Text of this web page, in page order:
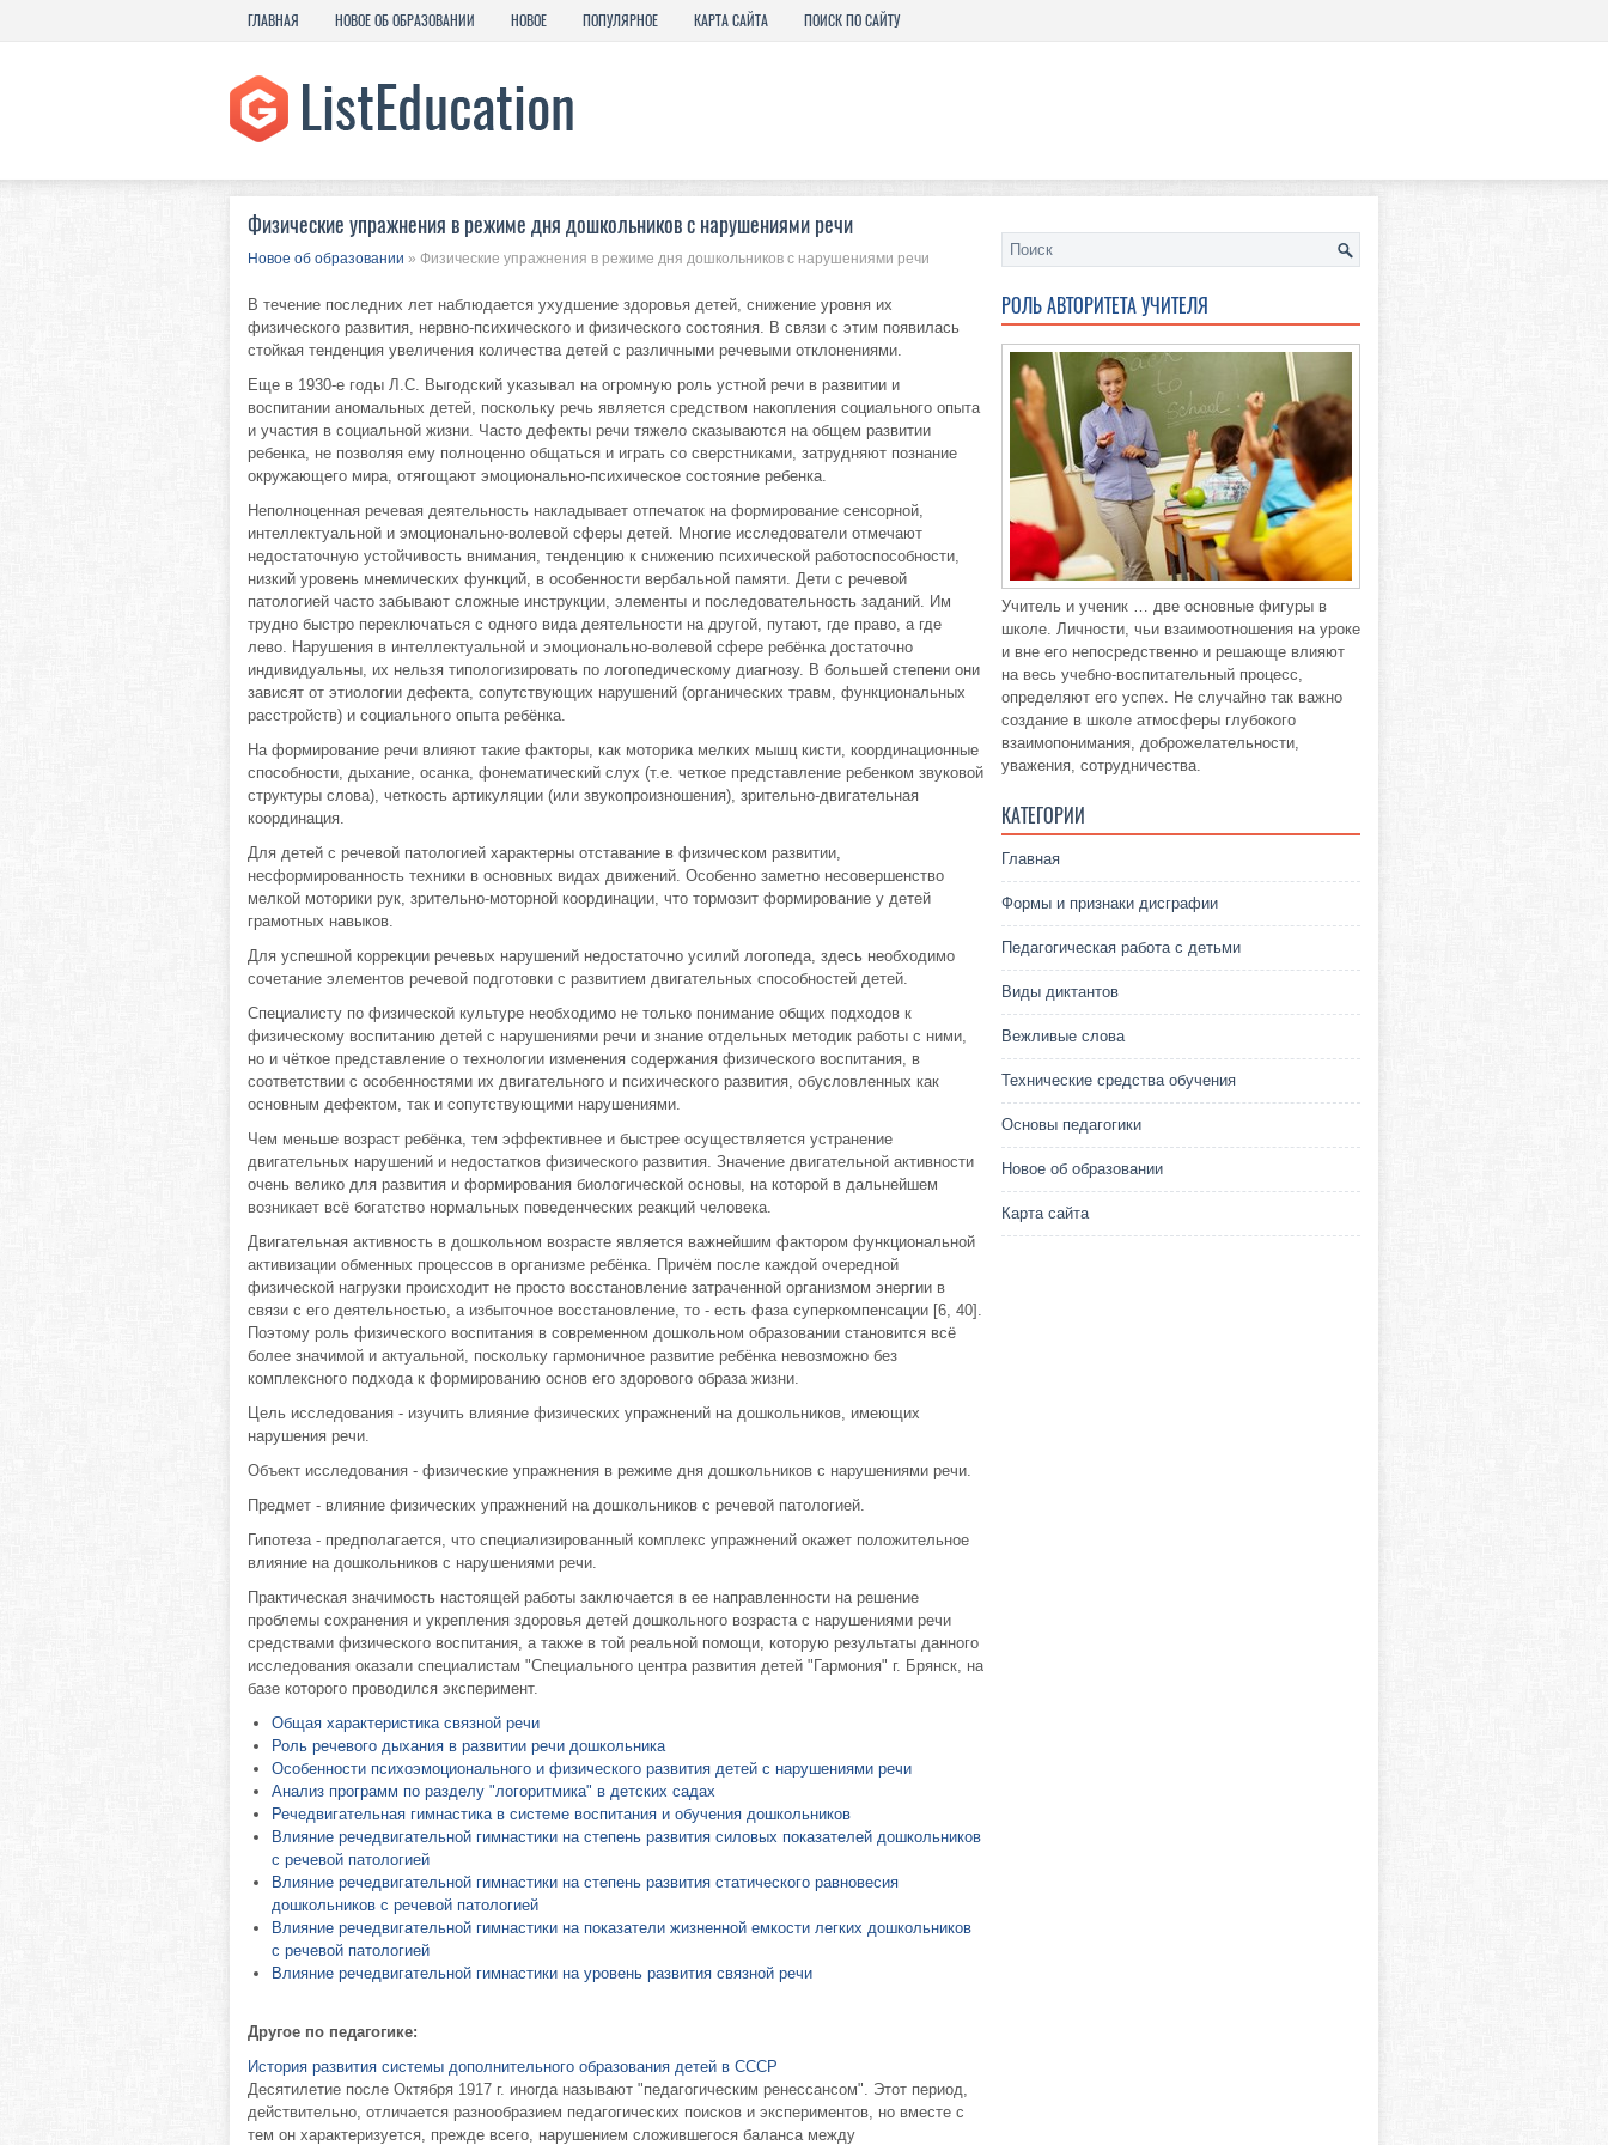
ГЛАВНАЯ НОВОЕ ОБ ОБРАЗОВАНИИ НОВОЕ ПОПУЛЯРНОЕ КАРТА САЙТА ПОИСК ПО САЙТУ
Физические упражнения в режиме дня дошкольников с нарушениями речи
Новое об образовании » Физические упражнения в режиме дня дошкольников с нарушениями речи
В течение последних лет наблюдается ухудшение здоровья детей, снижение уровня их
физического развития, нервно-психического и физического состояния. В связи с этим появилась
стойкая тенденция увеличения количества детей с различными речевыми отклонениями.
Еще в 1930-е годы Л.С. Выгодский указывал на огромную роль устной речи в развитии и
воспитании аномальных детей, поскольку речь является средством накопления социального опыта
и участия в социальной жизни. Часто дефекты речи тяжело сказываются на общем развитии
ребенка, не позволяя ему полноценно общаться и играть со сверстниками, затрудняют познание
окружающего мира, отягощают эмоционально-психическое состояние ребенка.
Неполноценная речевая деятельность накладывает отпечаток на формирование сенсорной,
интеллектуальной и эмоционально-волевой сферы детей. Многие исследователи отмечают
недостаточную устойчивость внимания, тенденцию к снижению психической работоспособности,
низкий уровень мнемических функций, в особенности вербальной памяти. Дети с речевой
патологией часто забывают сложные инструкции, элементы и последовательность заданий. Им
трудно быстро переключаться с одного вида деятельности на другой, путают, где право, а где
лево. Нарушения в интеллектуальной и эмоционально-волевой сфере ребёнка достаточно
индивидуальны, их нельзя типологизировать по логопедическому диагнозу. В большей степени они
зависят от этиологии дефекта, сопутствующих нарушений (органических травм, функциональных
расстройств) и социального опыта ребёнка.
На формирование речи влияют такие факторы, как моторика мелких мышц кисти, координационные
способности, дыхание, осанка, фонематический слух (т.е. четкое представление ребенком звуковой
структуры слова), четкость артикуляции (или звукопроизношения), зрительно-двигательная
координация.
Для детей с речевой патологией характерны отставание в физическом развитии,
несформированность техники в основных видах движений. Особенно заметно несовершенство
мелкой моторики рук, зрительно-моторной координации, что тормозит формирование у детей
грамотных навыков.
Для успешной коррекции речевых нарушений недостаточно усилий логопеда, здесь необходимо
сочетание элементов речевой подготовки с развитием двигательных способностей детей.
Специалисту по физической культуре необходимо не только понимание общих подходов к
физическому воспитанию детей с нарушениями речи и знание отдельных методик работы с ними,
но и чёткое представление о технологии изменения содержания физического воспитания, в
соответствии с особенностями их двигательного и психического развития, обусловленных как
основным дефектом, так и сопутствующими нарушениями.
Чем меньше возраст ребёнка, тем эффективнее и быстрее осуществляется устранение
двигательных нарушений и недостатков физического развития. Значение двигательной активности
очень велико для развития и формирования биологической основы, на которой в дальнейшем
возникает всё богатство нормальных поведенческих реакций человека.
Двигательная активность в дошкольном возрасте является важнейшим фактором функциональной
активизации обменных процессов в организме ребёнка. Причём после каждой очередной
физической нагрузки происходит не просто восстановление затраченной организмом энергии в
связи с его деятельностью, а избыточное восстановление, то - есть фаза суперкомпенсации [6, 40].
Поэтому роль физического воспитания в современном дошкольном образовании становится всё
более значимой и актуальной, поскольку гармоничное развитие ребёнка невозможно без
комплексного подхода к формированию основ его здорового образа жизни.
Цель исследования - изучить влияние физических упражнений на дошкольников, имеющих
нарушения речи.
Объект исследования - физические упражнения в режиме дня дошкольников с нарушениями речи.
Предмет - влияние физических упражнений на дошкольников с речевой патологией.
Гипотеза - предполагается, что специализированный комплекс упражнений окажет положительное
влияние на дошкольников с нарушениями речи.
Практическая значимость настоящей работы заключается в ее направленности на решение
проблемы сохранения и укрепления здоровья детей дошкольного возраста с нарушениями речи
средствами физического воспитания, а также в той реальной помощи, которую результаты данного
исследования оказали специалистам "Специального центра развития детей "Гармония" г. Брянск, на
базе которого проводился эксперимент.
Общая характеристика связной речи
Роль речевого дыхания в развитии речи дошкольника
Особенности психоэмоционального и физического развития детей с нарушениями речи
Анализ программ по разделу "логоритмика" в детских садах
Речедвигательная гимнастика в системе воспитания и обучения дошкольников
Влияние речедвигательной гимнастики на степень развития силовых показателей дошкольников
с речевой патологией
Влияние речедвигательной гимнастики на степень развития статического равновесия
дошкольников с речевой патологией
Влияние речедвигательной гимнастики на показатели жизненной емкости легких дошкольников
с речевой патологией
Влияние речедвигательной гимнастики на уровень развития связной речи
Другое по педагогике:
История развития системы дополнительного образования детей в СССР
Десятилетие после Октября 1917 г. иногда называют "педагогическим ренессансом". Этот период,
действительно, отличается разнообразием педагогических поисков и экспериментов, но вместе с
тем он характеризуется, прежде всего, нарушением сложившегося баланса между
РОЛЬ АВТОРИТЕТА УЧИТЕЛЯ
Учитель и ученик … две основные фигуры в
школе. Личности, чьи взаимоотношения на уроке
и вне его непосредственно и решающе влияют
на весь учебно-воспитательный процесс,
определяют его успех. Не случайно так важно
создание в школе атмосферы глубокого
взаимопонимания, доброжелательности,
уважения, сотрудничества.
КАТЕГОРИИ
Главная
Формы и признаки дисграфии
Педагогическая работа с детьми
Виды диктантов
Вежливые слова
Технические средства обучения
Основы педагогики
Новое об образовании
Карта сайта